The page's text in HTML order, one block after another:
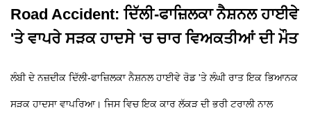
Road Accident: ਦਿੱਲੀ-ਫਾਜ਼ਿਲਕਾ ਨੈਸ਼ਨਲ ਹਾਈਵੇ
'ਤੇ ਵਾਪਰੇ ਸੜਕ ਹਾਦਸੇ 'ਚ ਚਾਰ ਵਿਅਕਤੀਆਂ ਦੀ ਮੌਤ
ਲੰਬੀ ਦੇ ਨਜ਼ਦੀਕ ਦਿੱਲੀ-ਫਾਜ਼ਿਲਕਾ ਨੈਸ਼ਨਲ ਹਾਈਵੇ ਰੋਡ 'ਤੇ ਲੰਘੀ ਰਾਤ ਇਕ ਭਿਆਨਕ
ਸੜਕ ਹਾਦਸਾ ਵਾਪਰਿਆ। ਜਿਸ ਵਿਚ ਇਕ ਕਾਰ ਲੱਕੜ ਦੀ ਭਰੀ ਟਰਾਲੀ ਨਾਲ